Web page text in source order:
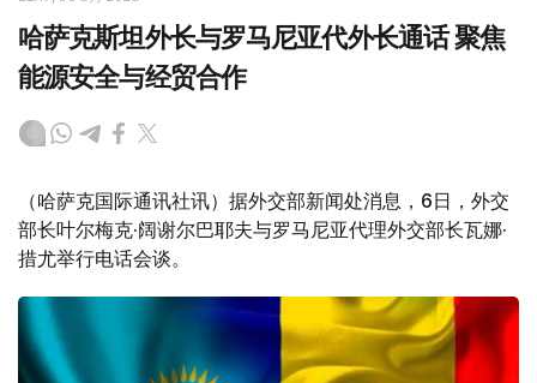
哈萨克斯坦外长与罗马尼亚代外长通话 聚焦
能源安全与经贸合作
（哈萨克国际通讯社讯）据外交部新闻处消息，6日，外交
部长叶尔梅克·阔谢尔巴耶夫与罗马尼亚代理外交部长瓦娜·
措尤举行电话会谈。